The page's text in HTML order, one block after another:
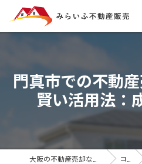
門真市での不動
賢い活用法：
コラム